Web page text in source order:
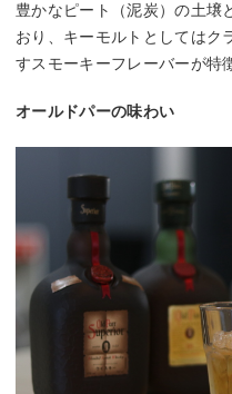
豊かなピート（泥炭）の土壌
おり、キーモルトとしてはク
すスモーキーフレーバーが特
オールドパーの味わい